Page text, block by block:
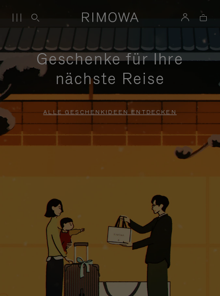
Geschenke für Ihre
nächste Reise
ALLE GESCHENKIDEEN ENTDECKEN